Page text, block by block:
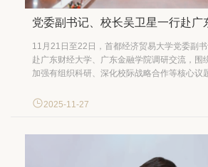
11月21日至22日，首都经济贸易大学党委副
赴广东财经大学、广东金融学院调研交流，围
加强有组织科研、深化校际战略合作等核心议题
的历史沿革和办学成果。随后，双方进行座谈
2025-11-27